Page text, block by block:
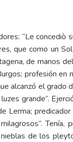
“Le
que como un
de manos
profesión
alcanzó el
grande”.
Lerma;
Tenía,
de los